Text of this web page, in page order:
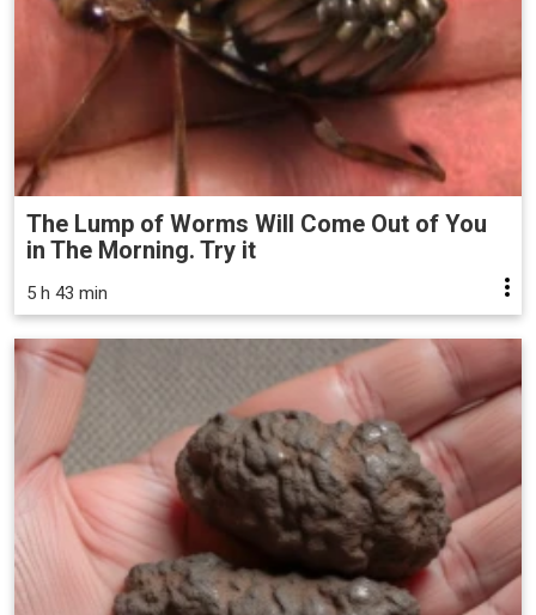
The Lump of Worms Will Come Out of You
in The Morning. Try it
5 h 43 min